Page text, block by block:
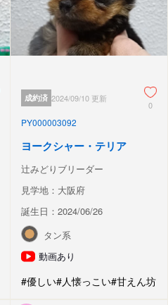
成約済 2024/09/10 更新
0
PY000003092
ヨークシャー・テリア
辻みどりブリーダー
見学地：大阪府
誕生日：2024/06/26
タン系
動画あり
#優しい#人懐っこい#甘えん坊